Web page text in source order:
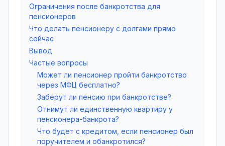
Ограничения после банкротства для
пенсионеров
Что делать пенсионеру с долгами прямо
сейчас
Вывод
Частые вопросы
Может ли пенсионер пройти банкротство
через МФЦ бесплатно?
Заберут ли пенсию при банкротстве?
Отнимут ли единственную квартиру у
пенсионера-банкрота?
Что будет с кредитом, если пенсионер был
поручителем и обанкротился?